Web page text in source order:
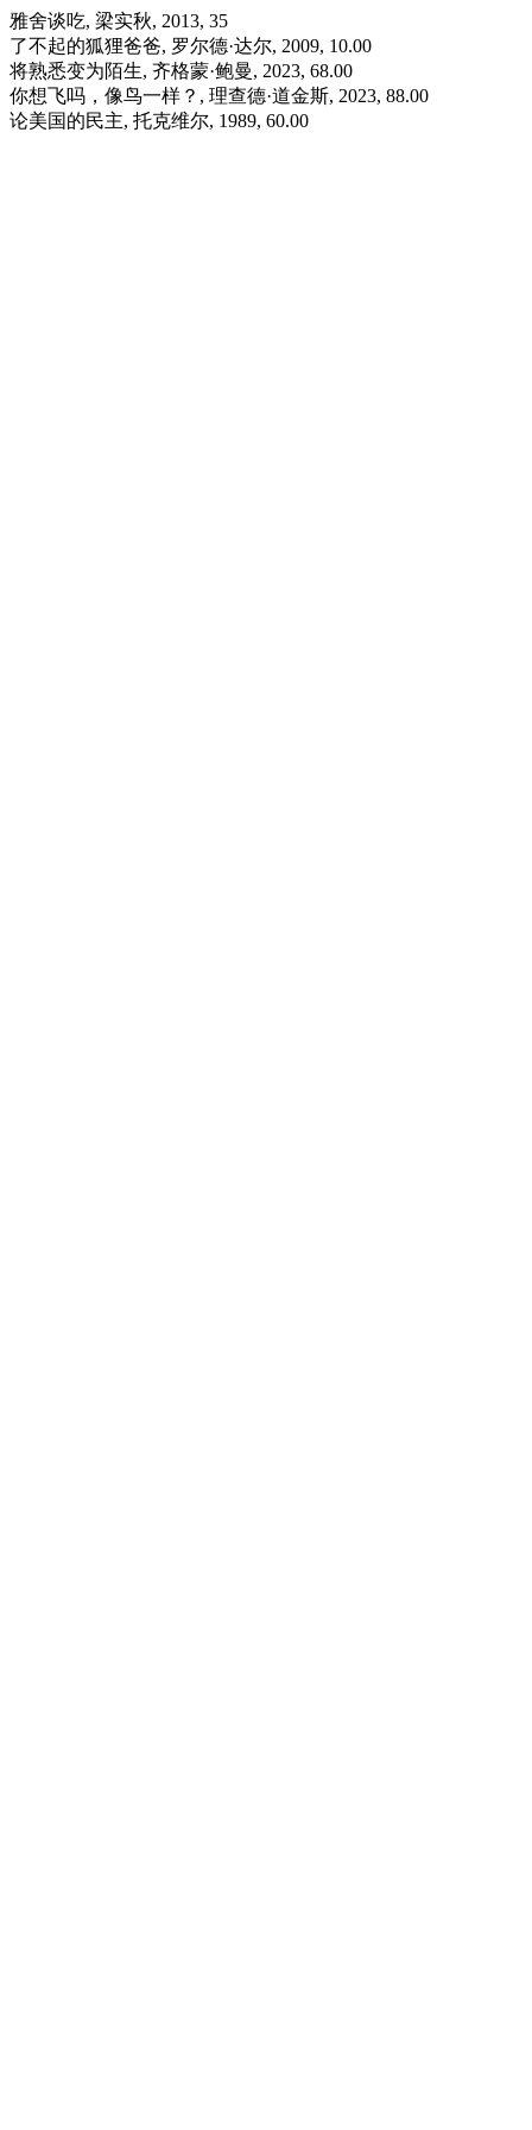
雅舍谈吃, 梁实秋, 2013, 35
了不起的狐狸爸爸, 罗尔德·达尔, 2009, 10.00
将熟悉变为陌生, 齐格蒙·鲍曼, 2023, 68.00
你想飞吗，像鸟一样？, 理查德·道金斯, 2023, 88.00
论美国的民主, 托克维尔, 1989, 60.00